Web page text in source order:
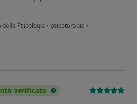
della Psicologia • psicoterapia •
V.B.
verificato